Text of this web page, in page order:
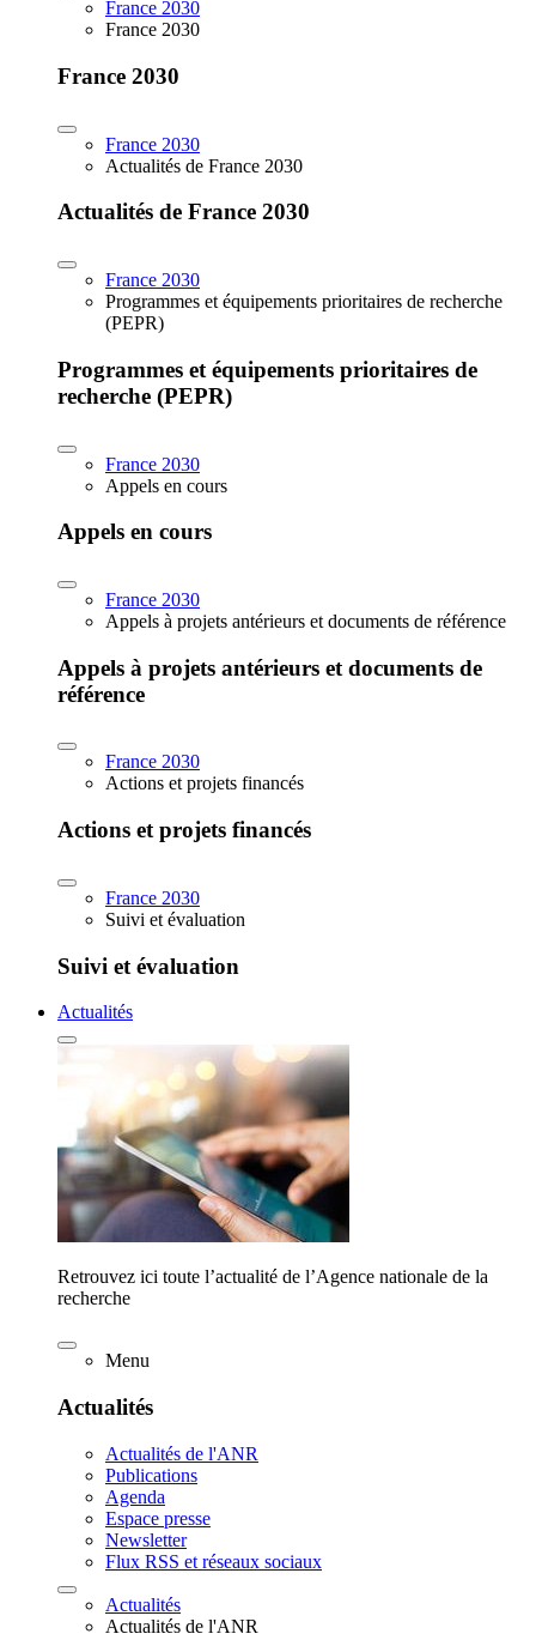
France 2030
France 2030
France 2030
France 2030
Actualités de France 2030
Actualités de France 2030
France 2030
Programmes et équipements prioritaires de recherche
(PEPR)
Programmes et équipements prioritaires de
recherche (PEPR)
France 2030
Appels en cours
Appels en cours
France 2030
Appels à projets antérieurs et documents de référence
Appels à projets antérieurs et documents de
référence
France 2030
Actions et projets financés
Actions et projets financés
France 2030
Suivi et évaluation
Suivi et évaluation
Actualités
Retrouvez ici toute l’actualité de l’Agence nationale de la
recherche
Menu
Actualités
Actualités de l'ANR
Publications
Agenda
Espace presse
Newsletter
Flux RSS et réseaux sociaux
Actualités
Actualités de l'ANR